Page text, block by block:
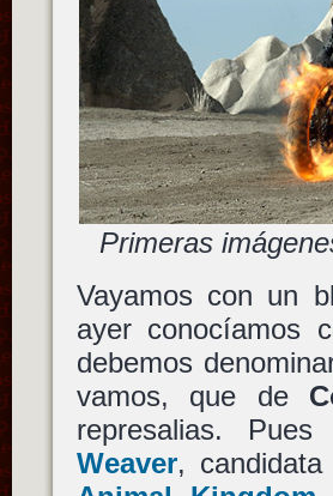
Primeras
Vayamos con un
ayer conocíamos
debemos
vamos, que de
represalias.
Weaver,